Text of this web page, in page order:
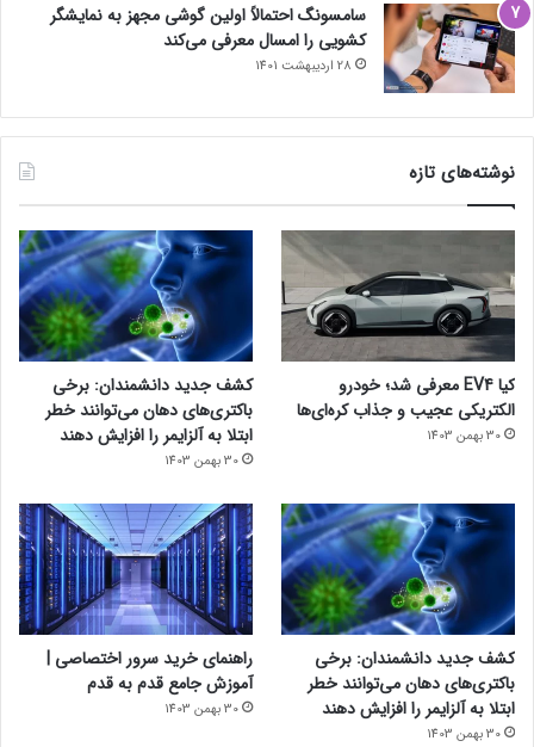
سامسونگ احتمالاً اولین گوشی مجهز به نمایشگر
کشویی را امسال معرفی می‌کند
28 اردیبهشت 1401
نوشته‌های تازه
کیا EV4 معرفی شد؛ خودرو
الکتریکی عجیب و جذاب کره‌ای‌ها
30 بهمن 1403
کشف جدید دانشمندان: برخی
باکتری‌های دهان می‌توانند خطر
ابتلا به آلزایمر را افزایش دهند
30 بهمن 1403
کشف جدید دانشمندان: برخی
باکتری‌های دهان می‌توانند خطر
ابتلا به آلزایمر را افزایش دهند
30 بهمن 1403
راهنمای خرید سرور اختصاصی |
آموزش جامع قدم به قدم
30 بهمن 1403